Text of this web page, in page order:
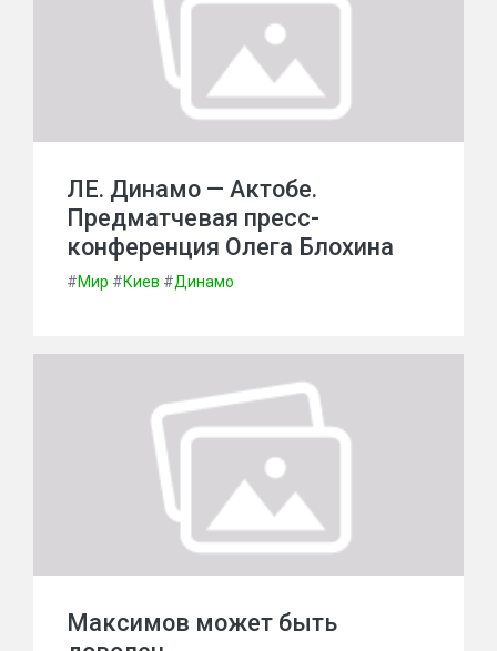
ЛЕ. Динамо — Актобе.
Предматчевая пресс-
конференция Олега Блохина
#Мир #Киев #Динамо
Максимов может быть